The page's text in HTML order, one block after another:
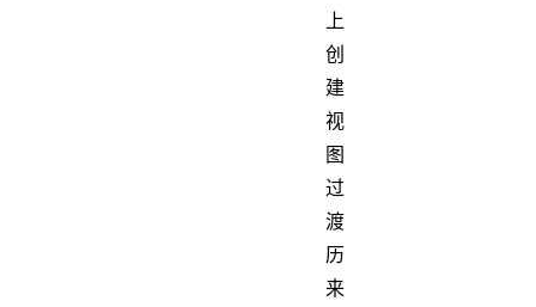
上
创
建
视
图
过
渡
历
来